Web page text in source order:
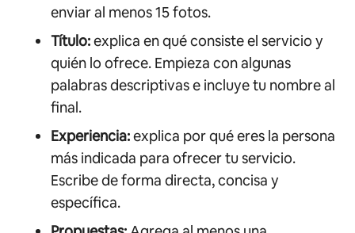
enviar al menos 15 fotos.
Título:explica en qué consiste el servicio y
quién lo ofrece. Empieza con algunas
palabras descriptivas e incluye tu nombre al
final.
Experiencia:explica por qué eres la persona
más indicada para ofrecer tu servicio.
Escribe de forma directa, concisa y
específica.